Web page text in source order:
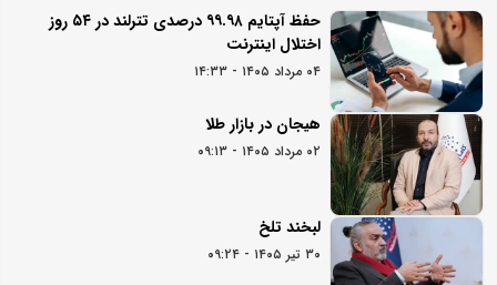
حفظ آپتایم ۹۹.۹۸ درصدی تترلند در ۵۴ روز
اختلال اینترنت
۰۴ مرداد ۱۴۰۵ - ۱۴:۳۳
هیجان در بازار طلا
۰۲ مرداد ۱۴۰۵ - ۰۹:۱۳
لبخند تلخ
۳۰ تیر ۱۴۰۵ - ۰۹:۲۴